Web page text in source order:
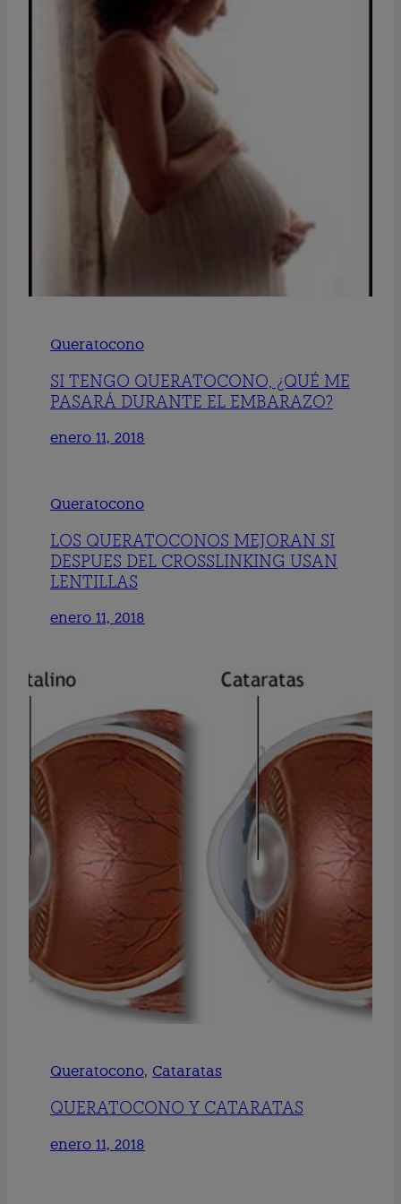
Queratocono
SI TENGO QUERATOCONO, ¿QUÉ ME
PASARÁ DURANTE EL EMBARAZO?
enero 11, 2018
Queratocono
LOS QUERATOCONOS MEJORAN SI
DESPUES DEL CROSSLINKING USAN
LENTILLAS
enero 11, 2018
Queratocono, Cataratas
QUERATOCONO Y CATARATAS
enero 11, 2018